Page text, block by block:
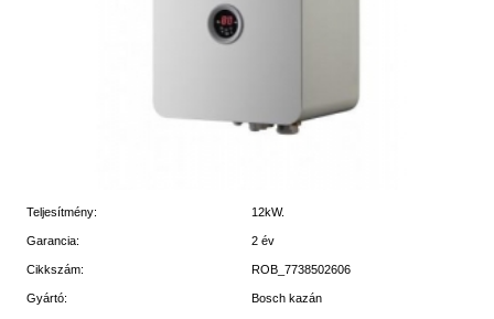
Teljesítmény: 12kW.
Garancia: 2 év
Cikkszám: ROB_7738502606
Gyártó: Bosch kazán